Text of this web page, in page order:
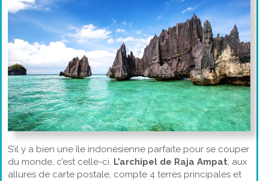
S’il y a bien une île indonésienne parfaite pour se couper
du monde, c’est celle-ci. L’archipel de Raja Ampat, aux
allures de carte postale, compte 4 terres principales et